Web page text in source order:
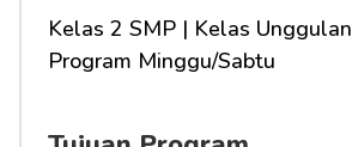
Kelas 2 SMP | Kelas Unggulan
Program Minggu/Sabtu